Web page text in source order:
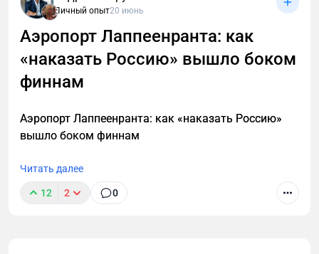
Личный опыт20 июнь
Аэропорт Лаппеенранта: как
«наказать Россию» вышло боком
финнам
Аэропорт Лаппеенранта: как «наказать Россию»
вышло боком финнам
Читать далее
12 2 0